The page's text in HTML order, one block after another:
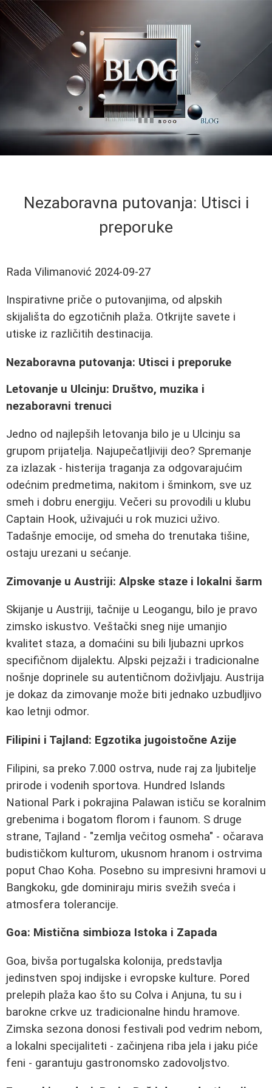
Nezaboravna putovanja: Utisci i
preporuke
Rada Vilimanović 2024-09-27
Inspirativne priče o putovanjima, od alpskih
skijališta do egzotičnih plaža. Otkrijte savete i
utiske iz različitih destinacija.
Nezaboravna putovanja: Utisci i preporuke
Letovanje u Ulcinju: Društvo, muzika i
nezaboravni trenuci
Jedno od najlepših letovanja bilo je u Ulcinju sa
grupom prijatelja. Najupečatljiviji deo? Spremanje
za izlazak - histerija traganja za odgovarajućim
odećnim predmetima, nakitom i šminkom, sve uz
smeh i dobru energiju. Večeri su provodili u klubu
Captain Hook, uživajući u rok muzici uživo.
Tadašnje emocije, od smeha do trenutaka tišine,
ostaju urezani u sećanje.
Zimovanje u Austriji: Alpske staze i lokalni šarm
Skijanje u Austriji, tačnije u Leogangu, bilo je pravo
zimsko iskustvo. Veštački sneg nije umanjio
kvalitet staza, a domaćini su bili ljubazni uprkos
specifičnom dijalektu. Alpski pejzaži i tradicionalne
nošnje doprinele su autentičnom doživljaju. Austrija
je dokaz da zimovanje može biti jednako uzbudljivo
kao letnji odmor.
Filipini i Tajland: Egzotika jugoistočne Azije
Filipini, sa preko 7.000 ostrva, nude raj za ljubitelje
prirode i vodenih sportova. Hundred Islands
National Park i pokrajina Palawan ističu se koralnim
grebenima i bogatom florom i faunom. S druge
strane, Tajland - "zemlja večitog osmeha" - očarava
budističkom kulturom, ukusnom hranom i ostrvima
poput Chao Koha. Posebno su impresivni hramovi u
Bangkoku, gde dominiraju miris svežih sveća i
atmosfera tolerancije.
Goa: Mistična simbioza Istoka i Zapada
Goa, bivša portugalska kolonija, predstavlja
jedinstven spoj indijske i evropske kulture. Pored
prelepih plaža kao što su Colva i Anjuna, tu su i
barokne crkve uz tradicionalne hindu hramove.
Zimska sezona donosi festivali pod vedrim nebom,
a lokalni specijaliteti - začinjena riba jela i jaku piće
feni - garantuju gastronomsko zadovoljstvo.